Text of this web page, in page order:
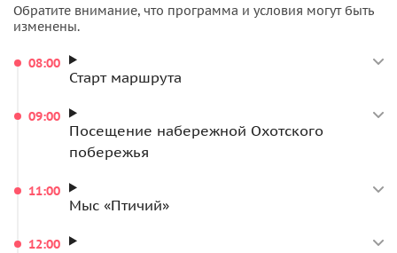
Обратите внимание, что программа и условия могут быть
изменены.
08:00
Старт маршрута
09:00
Посещение набережной Охотского
побережья
11:00
Мыс «Птичий»
12:00